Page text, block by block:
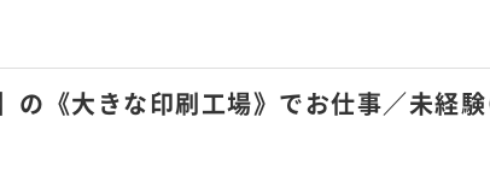
《大きな印刷工場》でお仕事／未経験